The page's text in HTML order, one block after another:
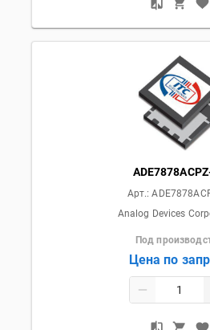
Арт.:
Analog Devices
Под
Цена по